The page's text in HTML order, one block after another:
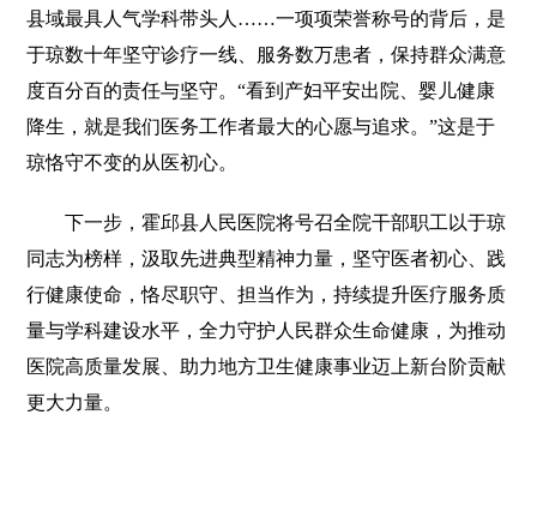
县域最具人气学科带头人……一项项荣誉称号的背后，是
于琼数十年坚守诊疗一线、服务数万患者，保持群众满意
度百分百的责任与坚守。“看到产妇平安出院、婴儿健康
降生，就是我们医务工作者最大的心愿与追求。”这是于
琼恪守不变的从医初心。
下一步，霍邱县人民医院将号召全院干部职工以于琼
同志为榜样，汲取先进典型精神力量，坚守医者初心、践
行健康使命，恪尽职守、担当作为，持续提升医疗服务质
量与学科建设水平，全力守护人民群众生命健康，为推动
医院高质量发展、助力地方卫生健康事业迈上新台阶贡献
更大力量。